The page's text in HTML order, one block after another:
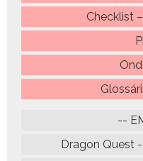
Checklist
--
Dragon Quest